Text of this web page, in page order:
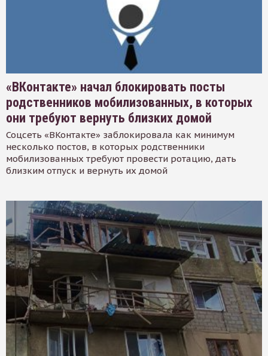
«ВКонтакте» начал блокировать посты
родственников мобилизованных, в которых
они требуют вернуть близких домой
Соцсеть «ВКонтакте» заблокировала как минимум
несколько постов, в которых родственники
мобилизованных требуют провести ротацию, дать
близким отпуск и вернуть их домой